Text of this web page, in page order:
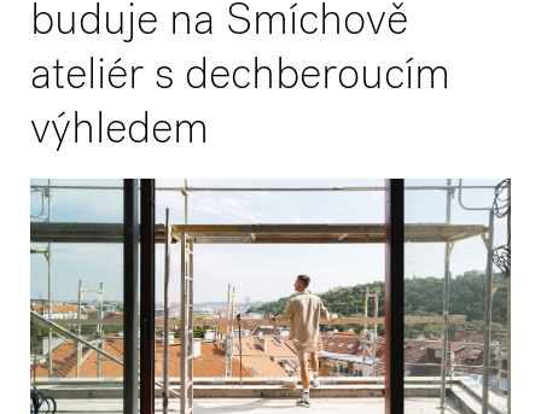
buduje na Smíchově
ateliér s dechberoucím
výhledem